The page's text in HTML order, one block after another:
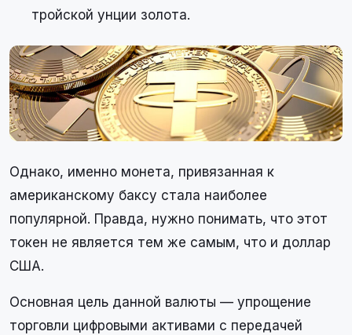
тройской унции золота.
Однако, именно монета, привязанная к
американскому баксу стала наиболее
популярной. Правда, нужно понимать, что этот
токен не является тем же самым, что и доллар
США.
Основная цель данной валюты — упрощение
торговли цифровыми активами с передачей